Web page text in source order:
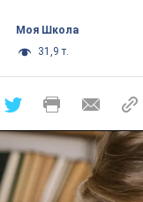
Моя Школа
31,9 т.